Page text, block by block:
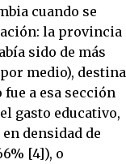
cuando se
la provincia
sido de más
medio), destina
a esa sección
gasto educativo,
densidad de
[4]), o